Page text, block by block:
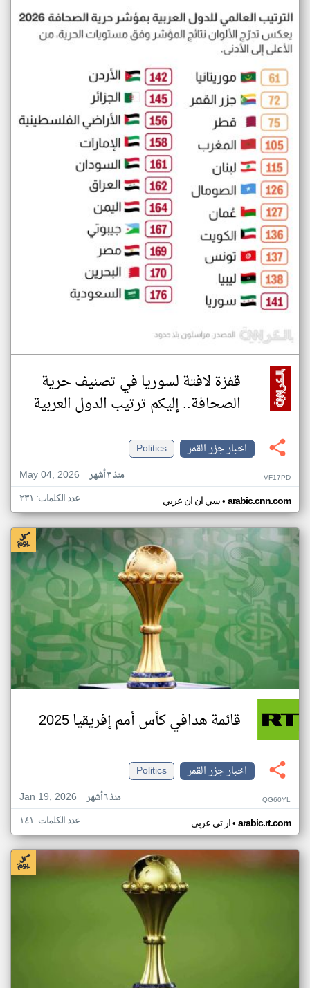
قفزة لافتة لسوريا في تصنيف حرية
الصحافة.. إليكم ترتيب الدول العربية
اخبار جزر القمر
Politics
May 04, 2026
منذ ٣ أشهر VF17PD
سي ان ان عربي• arabic.cnn.com عدد الكلمات: ٢٣١
قائمة هدافي كأس أمم إفريقيا 2025
اخبار جزر القمر
Politics
Jan 19, 2026
منذ ٦ أشهر QG60YL
ار تي عربي• arabic.rt.com عدد الكلمات: ١٤١